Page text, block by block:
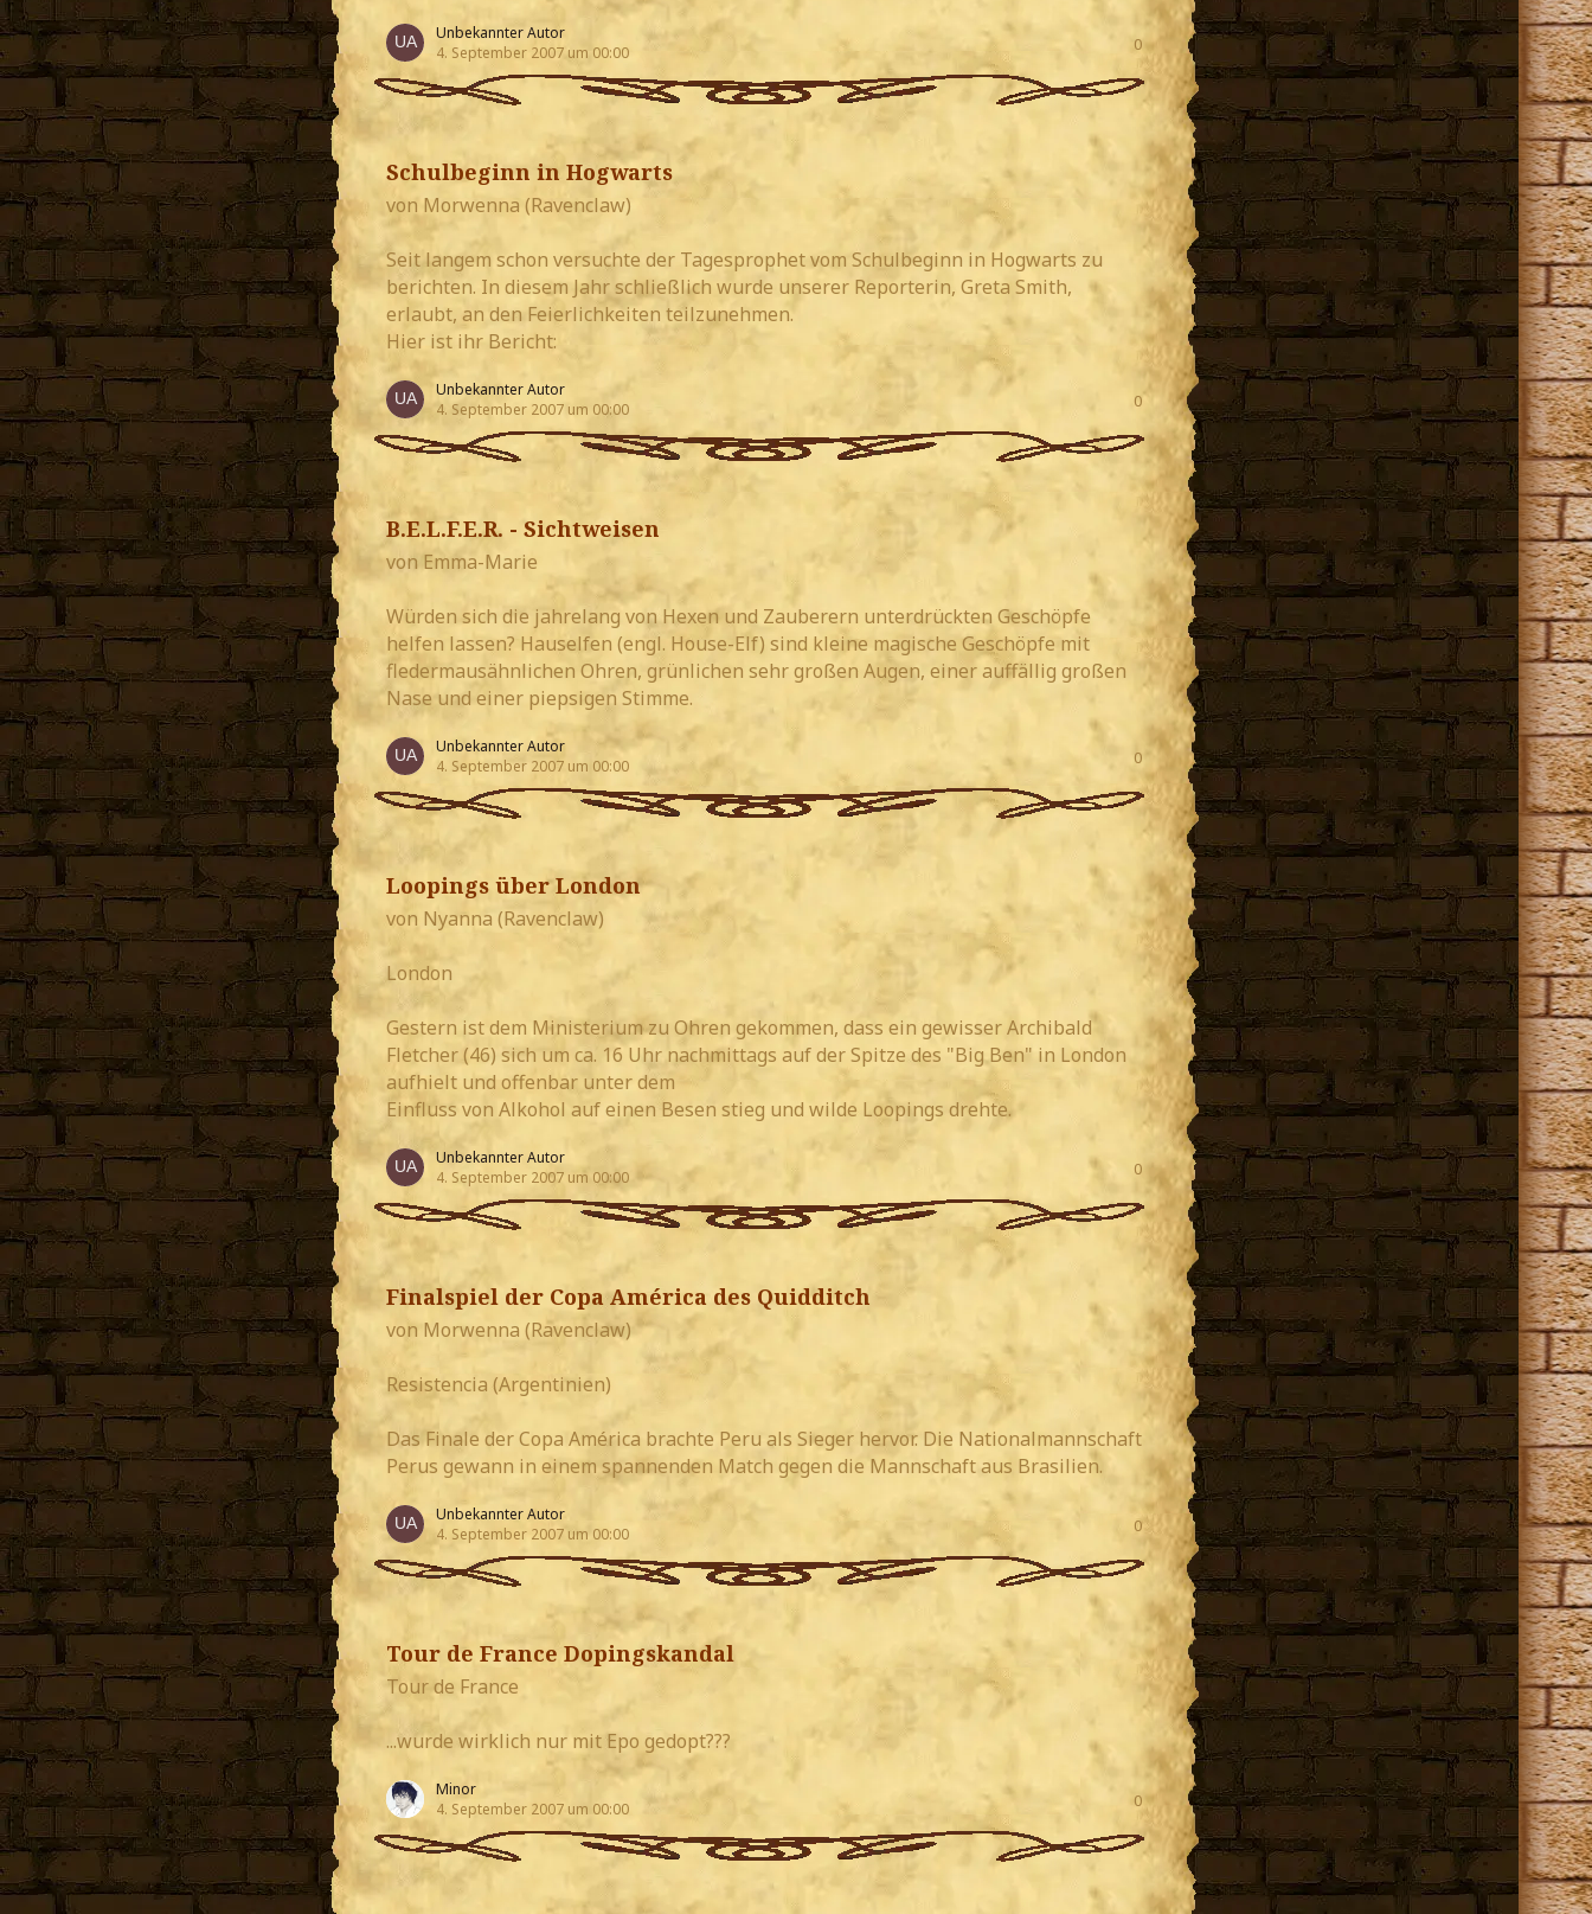
Unbekannter Autor
4. September 2007 um 00:00
0
Schulbeginn in Hogwarts
von Morwenna (Ravenclaw)
Seit langem schon versuchte der Tagesprophet vom Schulbeginn in Hogwarts zu
berichten. In diesem Jahr schließlich wurde unserer Reporterin, Greta Smith,
erlaubt, an den Feierlichkeiten teilzunehmen.
Hier ist ihr Bericht:
Unbekannter Autor
4. September 2007 um 00:00
0
B.E.L.F.E.R. - Sichtweisen
von Emma-Marie
Würden sich die jahrelang von Hexen und Zauberern unterdrückten Geschöpfe
helfen lassen? Hauselfen (engl. House-Elf) sind kleine magische Geschöpfe mit
fledermausähnlichen Ohren, grünlichen sehr großen Augen, einer auffällig großen
Nase und einer piepsigen Stimme.
Unbekannter Autor
4. September 2007 um 00:00
0
Loopings über London
von Nyanna (Ravenclaw)
London
Gestern ist dem Ministerium zu Ohren gekommen, dass ein gewisser Archibald
Fletcher (46) sich um ca. 16 Uhr nachmittags auf der Spitze des "Big Ben" in London
aufhielt und offenbar unter dem
Einfluss von Alkohol auf einen Besen stieg und wilde Loopings drehte.
Unbekannter Autor
4. September 2007 um 00:00
0
Finalspiel der Copa América des Quidditch
von Morwenna (Ravenclaw)
Resistencia (Argentinien)
Das Finale der Copa América brachte Peru als Sieger hervor. Die Nationalmannschaft
Perus gewann in einem spannenden Match gegen die Mannschaft aus Brasilien.
Unbekannter Autor
4. September 2007 um 00:00
0
Tour de France Dopingskandal
Tour de France
...wurde wirklich nur mit Epo gedopt???
Minor
4. September 2007 um 00:00
0